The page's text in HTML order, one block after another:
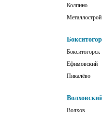
Колпино
Металлострой
Бокситогорск
Ефимовский
Пикалёво
Волхов